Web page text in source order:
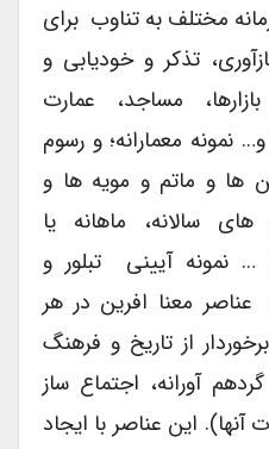
مختلف به تناوب برای
تذکر و خودیابی و
مساجد، عمارت
نمونه معمارانه؛ و رسوم
و ماتم و مویه ها و
سالانه، ماهانه یا
… نمونه آیینی تبلور و
معنا افرین در هر
از تاریخ و فرهنگ
آورانه، اجتماع ساز
آنها). این عناصر با ایجاد